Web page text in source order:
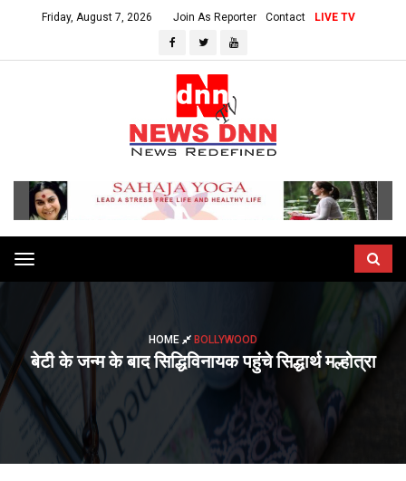
Friday, August 7, 2026 Join As Reporter Contact LIVE TV
Toggle
navigation
HOME BOLLYWOOD
बेटी के जन्म के बाद सिद्धिविनायक पहुंचे सिद्धार्थ मल्होत्रा